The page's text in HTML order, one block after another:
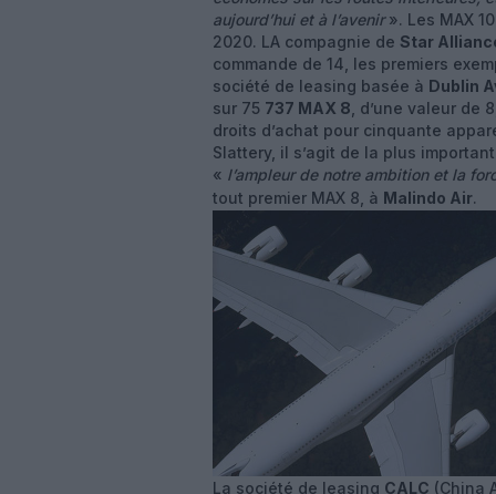
aujourd’hui et à l’avenir». Les MAX
2020. LA compagnie de Star
commande de 14, les premiers
société de leasing basée à Dublin
sur 75 737 MAX 8 , d’une valeur
droits d’achat pour cinquante
Slattery, il s’agit de la plus
« l’ampleur de notre ambition et la
tout premier MAX 8, à Malindo Air.
La société de leasing CALC (China